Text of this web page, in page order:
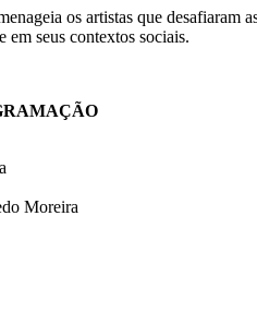
os artistas que desafiaram
em seus contextos sociais.
Moreira